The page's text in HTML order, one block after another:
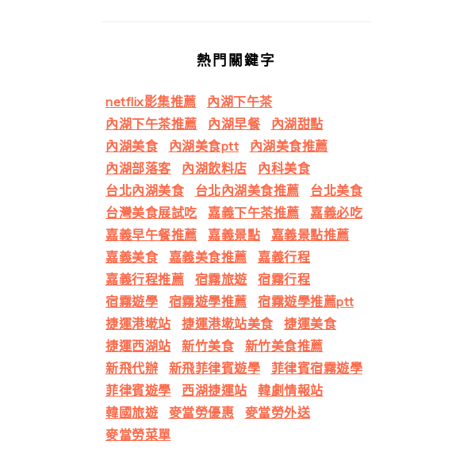
熱門關鍵字
netflix影集推薦
內湖下午茶
內湖下午茶推薦
內湖早餐
內湖甜點
內湖美食
內湖美食ptt
內湖美食推薦
內湖部落客
內湖飲料店
內科美食
台北內湖美食
台北內湖美食推薦
台北美食
台灣美食展試吃
嘉義下午茶推薦
嘉義必吃
嘉義早午餐推薦
嘉義景點
嘉義景點推薦
嘉義美食
嘉義美食推薦
嘉義行程
嘉義行程推薦
宿霧旅遊
宿霧行程
宿霧遊學
宿霧遊學推薦
宿霧遊學推薦ptt
捷運港墘站
捷運港墘站美食
捷運美食
捷運西湖站
新竹美食
新竹美食推薦
新飛代辦
新飛菲律賓遊學
菲律賓宿霧遊學
菲律賓遊學
西湖捷運站
韓劇情報站
韓國旅遊
麥當勞優惠
麥當勞外送
麥當勞菜單